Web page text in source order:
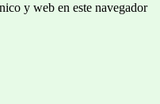
y web en este navegador